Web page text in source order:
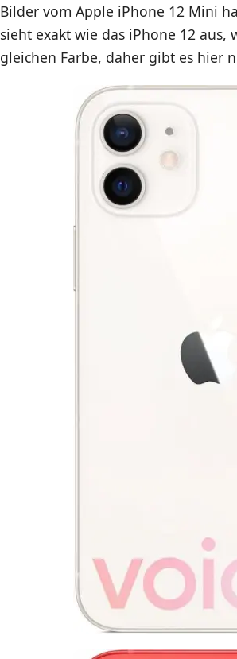
Bilder vom Apple iPhone 12 Mini
sieht exakt wie das iPhone 12
gleichen Farbe, daher gibt es hier